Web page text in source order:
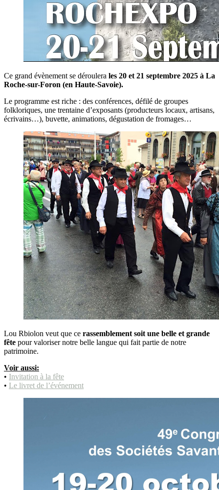
Ce grand évènement se déroulera les 20 et 21 septembre 2025 à La
Roche-sur-Foron (en Haute-Savoie).
Le programme est riche : des conférences, défilé de groupes
folkloriques, une trentaine d’exposants (producteurs locaux, artisans,
écrivains…), buvette, animations, dégustation de fromages…
Lou Rbiolon veut que ce rassemblement soit une belle et grande
fête pour valoriser notre belle langue qui fait partie de notre
patrimoine.
Voir aussi:
• Invitation à la fête
• Le livret de l’événement